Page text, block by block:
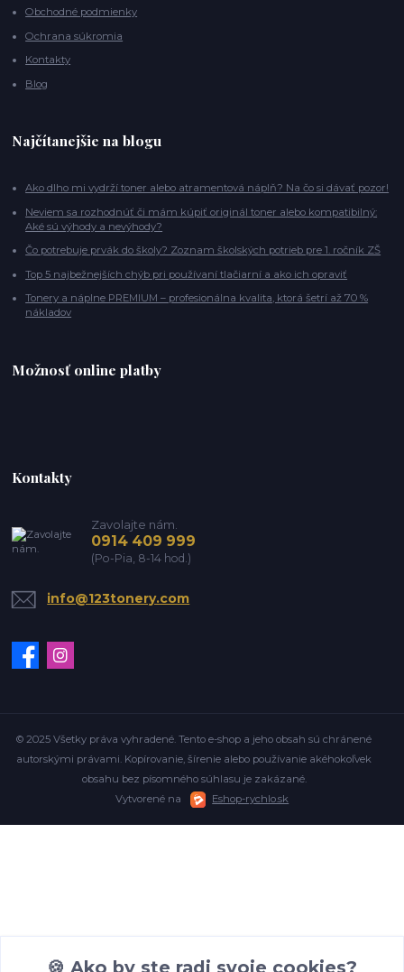
Obchodné podmienky
Ochrana súkromia
Kontakty
Blog
Najčítanejšie na blogu
Ako dlho mi vydrží toner alebo atramentová náplň? Na čo si dávať pozor!
Neviem sa rozhodnúť či mám kúpiť originál toner alebo kompatibilný:
Aké sú výhody a nevýhody?
Čo potrebuje prvák do školy? Zoznam školských potrieb pre 1. ročník ZŠ
Top 5 najbežnejších chýb pri používaní tlačiarní a ako ich opraviť
Tonery a náplne PREMIUM – profesionálna kvalita, ktorá šetrí až 70 %
nákladov
Možnosť online platby
Kontakty
Zavolajte nám.
0914 409 999
(Po-Pia, 8-14 hod.)
info@123tonery.com
© 2025 Všetky práva vyhradené. Tento e-shop a jeho obsah sú chránené
autorskými právami. Kopírovanie, šírenie alebo používanie akéhokoľvek
obsahu bez písomného súhlasu je zakázané.
Vytvorené na
Eshop-rychlo.sk
🍪 Ako by ste radi svoje cookies?